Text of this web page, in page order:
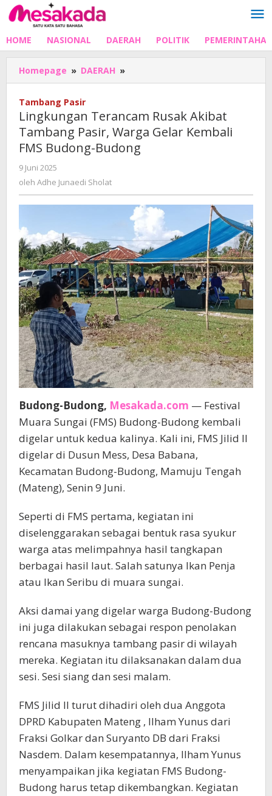
Lewati
ke
HOME NASIONAL DAERAH POLITIK
Homepage » DAERAH »
Terancam
Tambang
Pasir,
Warga
Gelar
Budong-
Budong
Tambang Pasir
Lingkungan Terancam Rusak Akibat
Tambang Pasir, Warga Gelar Kembali
FMS Budong-Budong
9 Juni 2025
oleh Adhe Junaedi Sholat
Budong-Budong, Mesakada.com — Festival
Muara Sungai (FMS) Budong-Budong kembali
digelar untuk kedua kalinya. Kali ini, FMS Jilid II
digelar di Dusun Mess, Desa Babana,
Kecamatan Budong-Budong, Mamuju Tengah
(Mateng), Senin 9 Juni.
Seperti di FMS pertama, kegiatan ini
diselenggarakan sebagai bentuk rasa syukur
warga atas melimpahnya hasil tangkapan
berbagai hasil laut. Salah satunya Ikan Penja
atau Ikan Seribu di muara sungai.
Aksi damai yang digelar warga Budong-Budong
ini juga dilakukan sebagai respon penolakan
rencana masuknya tambang pasir di wilayah
mereka. Kegiatan itu dilaksanakan dalam dua
sesi. Sesi siang dan sesi malam.
FMS Jilid II turut dihadiri oleh dua Anggota
DPRD Kabupaten Mateng , Ilham Yunus dari
Fraksi Golkar dan Suryanto DB dari Fraksi
Nasdem. Dalam kesempatannya, Ilham Yunus
menyampaikan jika kegiatan FMS Budong-
Budong harus tetap dikembangkan. Kegiatan